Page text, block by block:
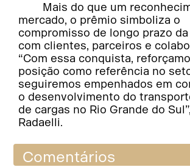
Mais do que um
mercado, o prêmio simboliza o
compromisso de longo prazo
com clientes, parceiros e
“Com essa conquista,
posição como referência no
seguiremos empenhados em
o desenvolvimento do
de cargas no Rio Grande do
Radaelli.
Comentários